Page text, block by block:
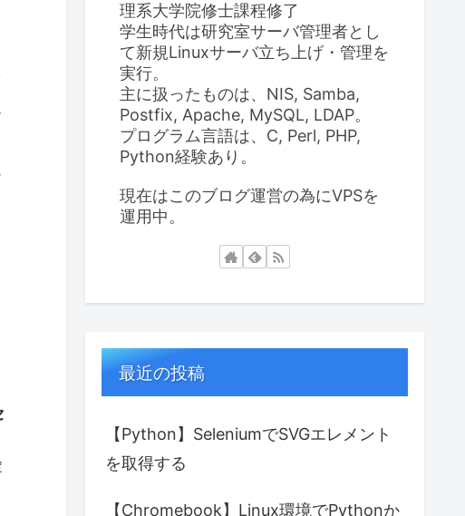
理系大学院修士課程修了
学生時代は研究室サーバ管理者とし
て新規Linuxサーバ立ち上げ・管理を
実行。
主に扱ったものは、NIS, Samba,
Postfix, Apache, MySQL, LDAP。
プログラム言語は、C, Perl, PHP,
Python経験あり。
現在はこのブログ運営の為にVPSを
運用中。
最近の投稿
【Python】SeleniumでSVGエレメント
を取得する
【Chromebook】Linux環境でPythonか